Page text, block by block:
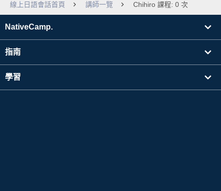
線上日語會話首頁 講師一覽 Chihiro 課程: 0 次
NativeCamp.
指南
學習